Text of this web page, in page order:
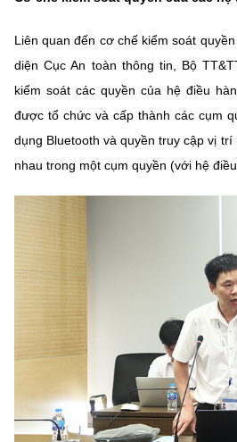
Liên quan đến cơ chế kiểm soát
diện Cục An toàn thông tin, Bộ
kiểm soát các quyền của hệ điều
được tổ chức và cấp thành các cụm
dụng Bluetooth và quyền truy cập vị
nhau trong một cụm quyền (với hệ